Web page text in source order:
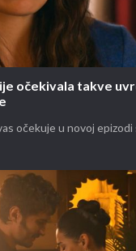
očekivala takve
očekuje u novoj epizodi